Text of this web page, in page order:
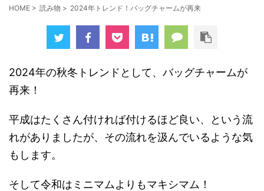
HOME > 読み物 > 2024年トレンド！バッグチャームが再来
2024年の秋冬トレンドとして、バッグチャームが
再来！
平成はたくさん付ければ付けるほど良い、という流
れがありましたが、その流れを汲んでいるような気
もします。
そして令和はミニマムよりもマキシマム！